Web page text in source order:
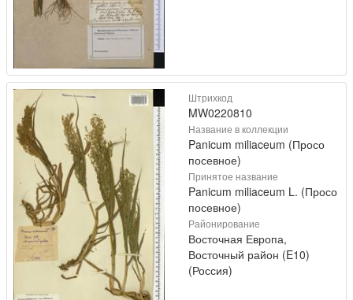
Штрихкод
MW0220810
Название в коллекции
Panicum miliaceum (Просо
посевное)
Принятое название
Panicum miliaceum L. (Просо
посевное)
Районирование
Восточная Европа,
Восточный район (E10)
(Россия)